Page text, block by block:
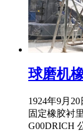
球磨机
1924年9月
固定橡胶衬
G00DRICH